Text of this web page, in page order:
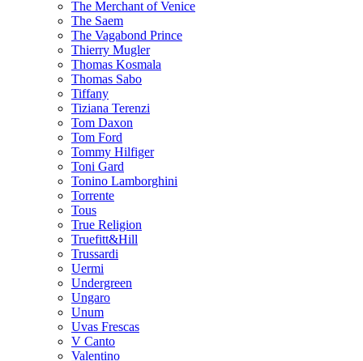
The Merchant of Venice
The Saem
The Vagabond Prince
Thierry Mugler
Thomas Kosmala
Thomas Sabo
Tiffany
Tiziana Terenzi
Tom Daxon
Tom Ford
Tommy Hilfiger
Toni Gard
Tonino Lamborghini
Torrente
Tous
True Religion
Truefitt&Hill
Trussardi
Uermi
Undergreen
Ungaro
Unum
Uvas Frescas
V Canto
Valentino